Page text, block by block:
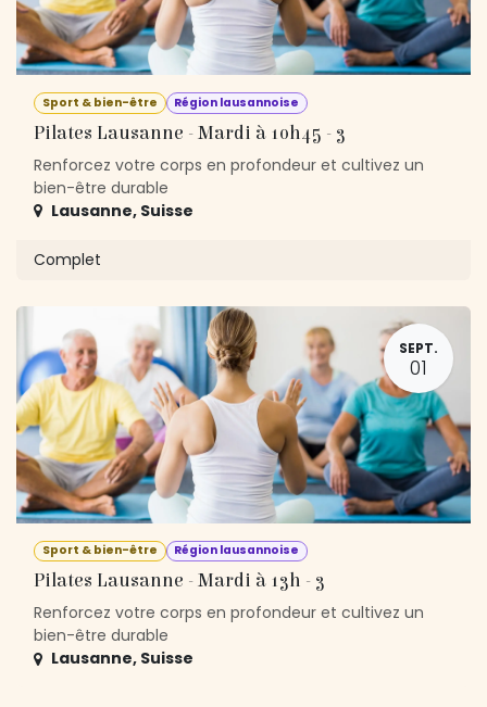
Sport & bien-être Région lausannoise
Pilates Lausanne - Mardi à 10h45 - 3
Renforcez votre corps en profondeur et cultivez un
bien-être durable
Lausanne, Suisse
Complet
SEPT.
01
Sport & bien-être Région lausannoise
Pilates Lausanne - Mardi à 13h - 3
Renforcez votre corps en profondeur et cultivez un
bien-être durable
Lausanne, Suisse